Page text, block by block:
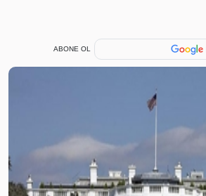
ABONE OL